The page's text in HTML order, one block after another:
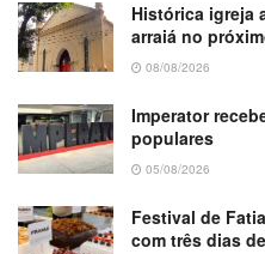
Histórica igreja
arraiá no
08/08/2026
Imperator
populares
05/08/2026
Festival de
com três dias